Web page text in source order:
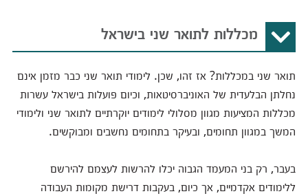
מכללות לתואר שני בישראל
תואר שני במכללות? אז זהו, שכן. לימודי תואר שני כבר מזמן אינם
נחלתן הבלעדית של האוניברסיטאות, וכיום פועלות בישראל עשרות
מכללות המציעות מגוון מסלולי לימודים יוקרתיים לתואר שני ולימודי
המשך במגוון תחומים, ובעיקר בתחומים נחשבים ומבוקשים.
בעבר, רק בני המעמד הגבוה יכלו להרשות לעצמם להירשם
ללימודים אקדמיים, אך כיום, בעקבות דרישת מקומות העבודה